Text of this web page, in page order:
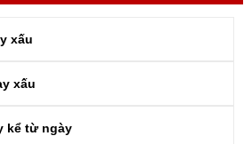
xấu
xấu
kể từ ngày